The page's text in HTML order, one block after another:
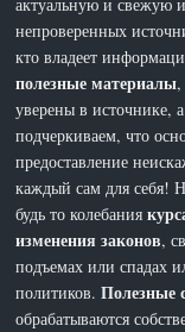
непроверенных
кто владеет
полезные материалы
уверены в источнике,
подчеркиваем, что
предоставление
каждый сам для себя!
будь то колебания
изменения законов,
подъемах или спадах
политиков.Полезные
обрабатываются